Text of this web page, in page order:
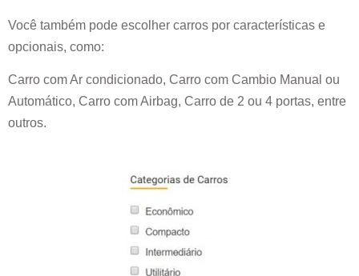
Você também pode escolher carros por características e
opcionais, como:
Carro com Ar condicionado, Carro com Cambio Manual ou
Automático, Carro com Airbag, Carro de 2 ou 4 portas, entre
outros.